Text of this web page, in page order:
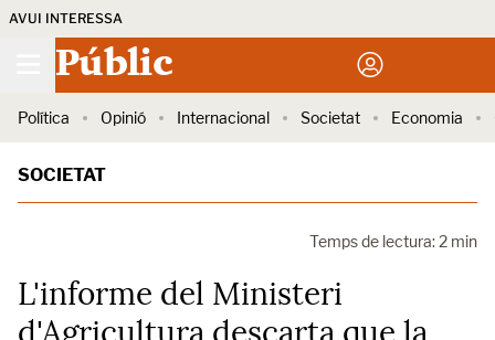
AVUI INTERESSA
Públic
Política Opinió Internacional Societat Economia
SOCIETAT
Temps de lectura: 2 min
L'informe del Ministeri